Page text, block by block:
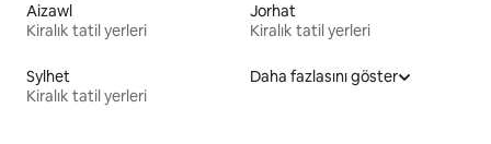
Aizawl
Kiralık tatil yerleri
Jorhat
Kiralık tatil yerleri
Sylhet
Kiralık tatil yerleri
Daha fazlasını göster